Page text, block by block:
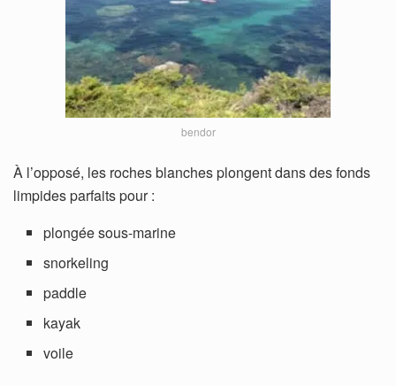
bendor
À l’opposé, les roches blanches plongent dans des fonds
limpides parfaits pour :
plongée sous-marine
snorkeling
paddle
kayak
voile